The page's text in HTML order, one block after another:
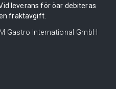
leverans för öar debiteras
fraktavgift.
Gastro International GmbH